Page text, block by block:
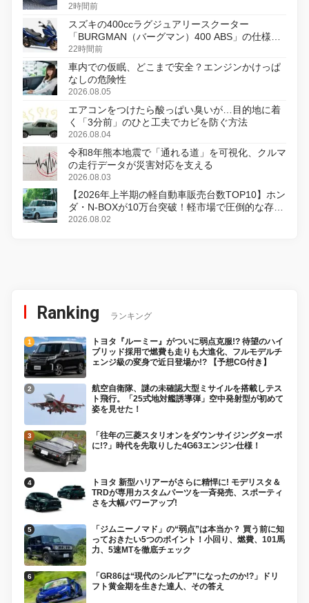
2時間前
スズキの400ccラグジュアリースクーター
「BURGMAN（バーグマン）400 ABS」の仕様を
変更し、8月18日に発売
22時間前
車内での仮眠、どこまで安全？エンジンかけっぱ
なしの危険性
2026.08.05
エアコンをつけたら酸っぱい臭いが…目的地に着
く「3分前」のひと工夫でカビを防ぐ方法
2026.08.04
令和8年熊本地震で「通れる道」を可視化、クルマ
の走行データが災害対応を支える
2026.08.03
【2026年上半期の軽自動車販売台数TOP10】ホン
ダ・N-BOXが10万台突破！軽市場で圧倒的な存在
感
2026.08.02
Ranking ランキング
トヨタ『ルーミー』がついに弱点克服!? 待望のハイ
ブリッド採用で燃費も走りも大進化、フルモデルチ
ェンジ級の変身で近日登場か!? 【予想CG付き】
航空自衛隊、謎の未確認大型ミサイルを搭載しテス
ト飛行。「25式地対艦誘導弾」空中発射型が初めて
姿を見せた！
「往年の三菱スタリオンをダウンサイジングターボ
に!?」時代を先取りした4G63エンジン仕様！
トヨタ 新型ハリアーがさらに精悍に! モデリスタ＆
TRDが専用カスタムパーツを一斉発売、スポーティ
さを大幅パワーアップ!
「ジムニーノマド」の“弱点”は本当か？ 買う前に知
っておきたい5つのポイント！小回り、燃費、101馬
力、5速MTを徹底チェック
「GR86は“現代のシルビア”になったのか!?」ドリ
フト黄金期を生きた達人、その答え